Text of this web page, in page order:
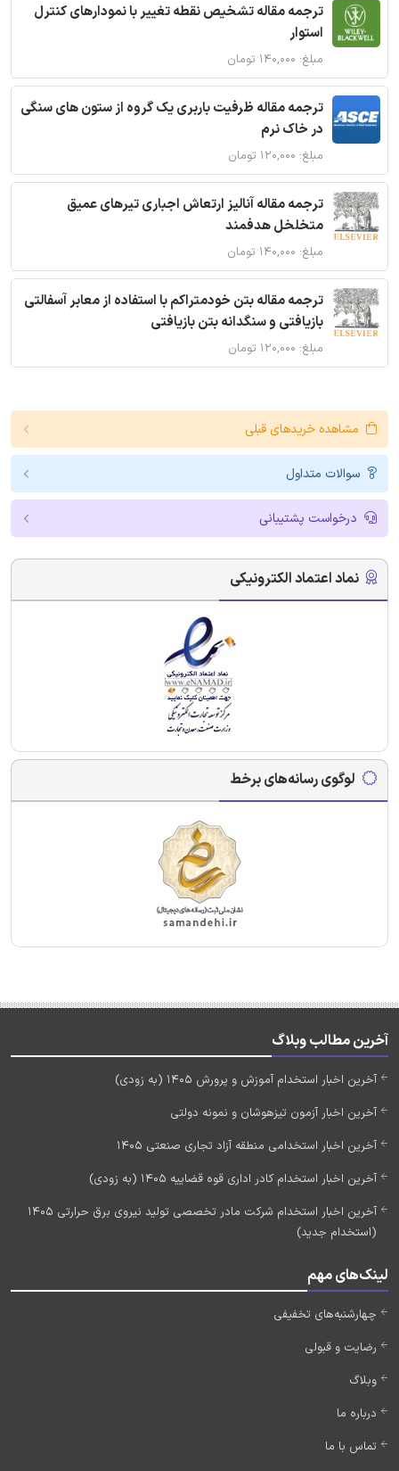
ترجمه مقاله تشخیص نقطه تغییر با نمودارهای کنترل
استوار
مبلغ: ۱۴۰,۰۰۰ تومان
ترجمه مقاله ظرفیت باربری یک گروه از ستون های سنگی
در خاک نرم
مبلغ: ۱۲۰,۰۰۰ تومان
ترجمه مقاله آنالیز ارتعاش اجباری تیرهای عمیق
متخلخل هدفمند
مبلغ: ۱۴۰,۰۰۰ تومان
ترجمه مقاله بتن خودمتراکم با استفاده از معابر آسفالتی
بازیافتی و سنگدانه بتن بازیافتی
مبلغ: ۱۲۰,۰۰۰ تومان
مشاهده خریدهای قبلی
سوالات متداول
درخواست پشتیبانی
نماد اعتماد الکترونیکی
لوگوی رسانه‌های برخط
آخرین مطالب وبلاگ
آخرین اخبار استخدام آموزش و پرورش 1405 (به زودی)
آخرین اخبار آزمون تیزهوشان و نمونه دولتی
آخرین اخبار استخدامی منطقه آزاد تجاری صنعتی 1405
آخرین اخبار استخدام کادر اداری قوه قضاییه 1405 (به زودی)
آخرین اخبار استخدام شرکت مادر تخصصی تولید نیروی برق حرارتی 1405
(استخدام جدید)
لینک‌های مهم
چهارشنبه‌های تخفیفی
رضایت و قبولی
وبلاگ
درباره ما
تماس با ما